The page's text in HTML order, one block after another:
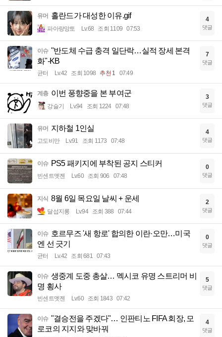
유머 홀란드가 대성한 이유.gif
파아랑망토 Lv.68 조회 1109 07:53
4
댓글
이슈 "반도체 수급 충격 일단락…실적 장세 본격
화"-KB
균터 Lv.42 조회 1098 추천 1 07:49
7
댓글
계층 이번 풍향중을 본 부여군
강슬기 Lv.94 조회 1224 07:48
3
댓글
유머 지하철 1인실
고도비만 Lv.91 조회 1173 07:48
4
댓글
이슈 PS5 패키지에 부착된 공지 스티커
빈센트멧젠 Lv.60 조회 906 07:48
0
댓글
지식 8월 6일 목요일 날씨 + 운세
달섭지롱 Lv.94 조회 388 07:44
2
댓글
이슈 호르무즈 '새 항로' 합의한 이란·오만…미국
엔 선 긋기
균터 Lv.42 조회 681 07:43
0
댓글
이슈 생중계 도중 총살… 멕시코 유명 스트리머 비
명 횡사
빈센트멧젠 Lv.60 조회 1843 07:42
5
댓글
이슈 "결승전을 주겠다"… 인판티노 FIFA 회장, 모
로코의 지지와 맞바꿔
4
댓글